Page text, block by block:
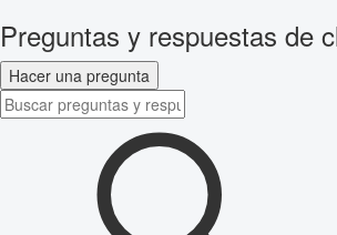
Preguntas y respuestas de
Hacer una pregunta